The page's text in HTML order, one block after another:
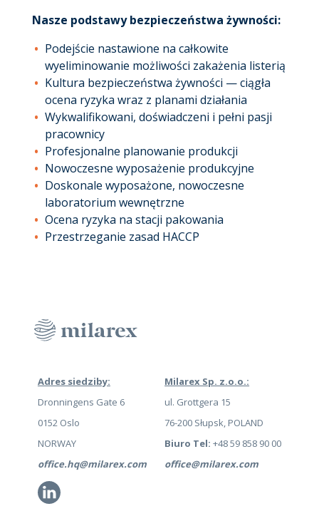
Nasze podstawy bezpieczeństwa żywności:
Podejście nastawione na całkowite
wyeliminowanie możliwości zakażenia listerią
Kultura bezpieczeństwa żywności — ciągła
ocena ryzyka wraz z planami działania
Wykwalifikowani, doświadczeni i pełni pasji
pracownicy
Profesjonalne planowanie produkcji
Nowoczesne wyposażenie produkcyjne
Doskonale wyposażone, nowoczesne
laboratorium wewnętrzne
Ocena ryzyka na stacji pakowania
Przestrzeganie zasad HACCP
Adres siedziby:
Dronningens Gate 6
0152 Oslo
NORWAY
office.hq@milarex.com
Li
Milarex Sp. z.o.o.:
ul. Grottgera 15
76-200 Słupsk, POLAND
Biuro Tel: +48 59 858 90 00
office@milarex.com